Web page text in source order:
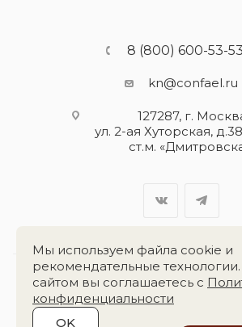
8 (800) 600-53-53
kn@confael.ru
127287, г.
ул. 2-ая Хуторская,
ст.м.
Разработка сайта:
Мы используем файла cookie и
рекомендательные
сайтом вы соглашаетесь с
конфиденциальности
OK